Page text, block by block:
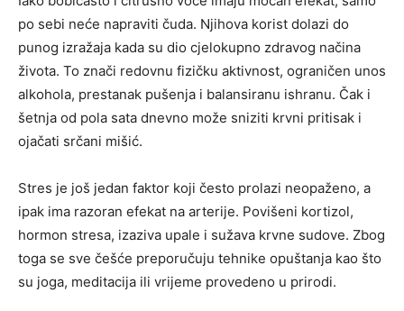
po sebi neće napraviti čuda. Njihova korist dolazi do
punog izražaja kada su dio cjelokupno zdravog načina
života. To znači redovnu fizičku aktivnost, ograničen unos
alkohola, prestanak pušenja i balansiranu ishranu. Čak i
šetnja od pola sata dnevno može sniziti krvni pritisak i
ojačati srčani mišić.
Stres je još jedan faktor koji često prolazi neopaženo, a
ipak ima razoran efekat na arterije. Povišeni kortizol,
hormon stresa, izaziva upale i sužava krvne sudove. Zbog
toga se sve češće preporučuju tehnike opuštanja kao što
su joga, meditacija ili vrijeme provedeno u prirodi.